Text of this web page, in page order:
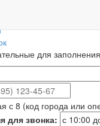
для
с 8 (код города или
для звонка: